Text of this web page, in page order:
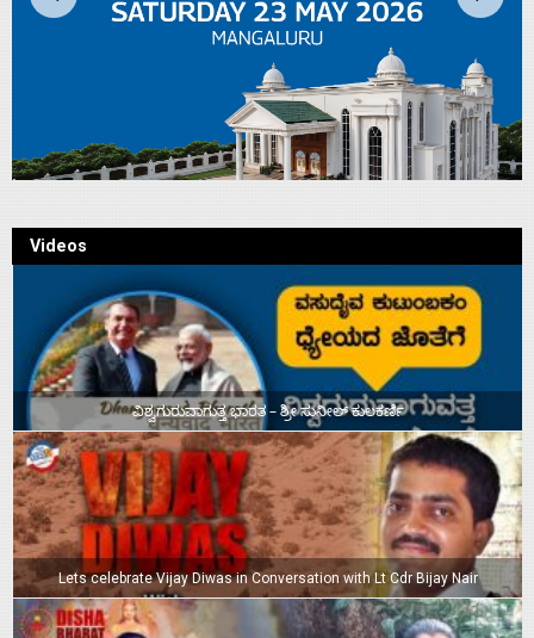
Videos
ವಿಶ್ವಗುರುವಾಗುತ್ತ ಭಾರತ – ಶ್ರೀ ಸುನೀಲ್‌ ಕುಲಕರ್ಣಿ
Lets celebrate Vijay Diwas in Conversation with Lt Cdr Bijay Nair